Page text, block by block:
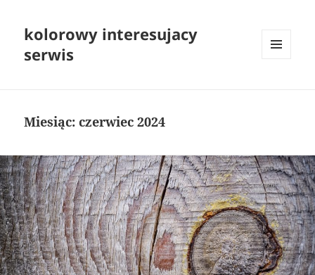
kolorowy interesujacy
serwis
Miesiąc:czerwiec 2024